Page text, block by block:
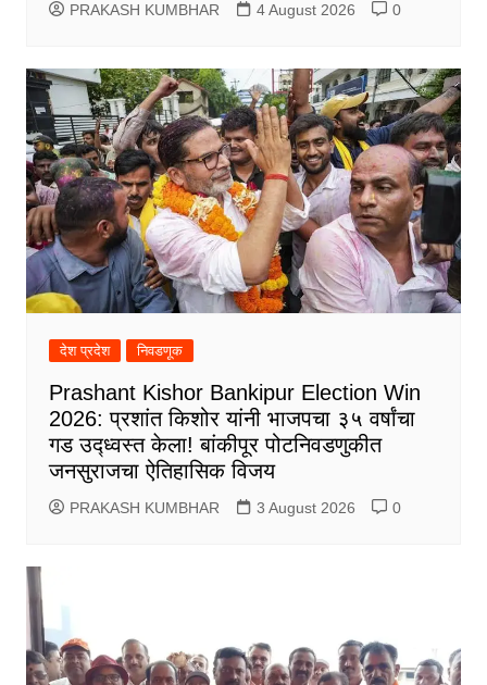
PRAKASH KUMBHAR 4 August 2026 0
देश प्रदेश निवडणूक
Prashant Kishor Bankipur Election Win
2026: प्रशांत किशोर यांनी भाजपचा ३५ वर्षांचा
गड उद्ध्वस्त केला! बांकीपूर पोटनिवडणुकीत
जनसुराजचा ऐतिहासिक विजय
PRAKASH KUMBHAR 3 August 2026 0